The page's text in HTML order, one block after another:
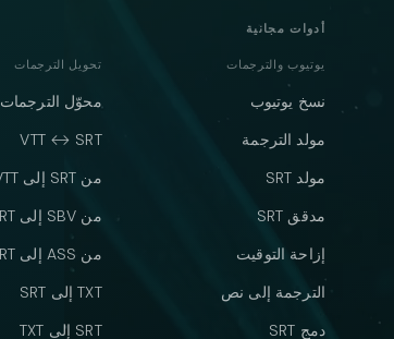
أدوات مجانية
يوتيوب والترجمات
نسخ يوتيوب
مولد الترجمة
مولد SRT
مدقق SRT
إزاحة التوقيت
الترجمة إلى نص
دمج SRT
تحويل الترجمات
محوّل الترجمات
VTT ↔ SRT
من SRT إلى VTT
من SBV إلى SRT
من ASS إلى SRT
TXT إلى SRT
SRT إلى TXT